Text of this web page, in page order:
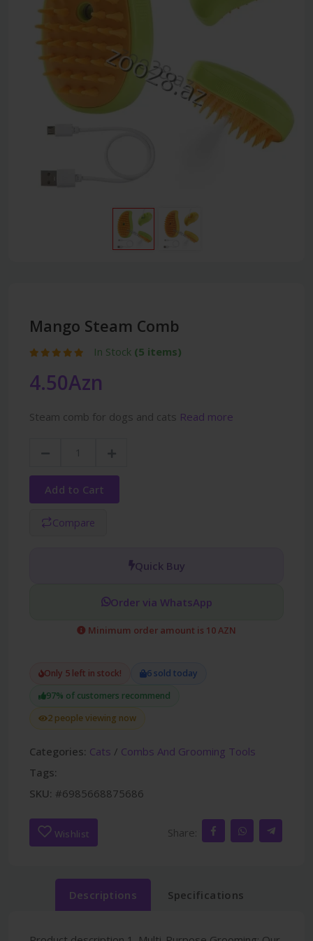
Mango Steam Comb
In Stock (5 items)
4.50Azn
Steam comb for dogs and cats Read more
Add to Cart
Compare
Quick Buy
Order via WhatsApp
Minimum order amount is 10 AZN
Only 5 left in stock!
6 sold today
97% of customers recommend
2 people viewing now
Categories: Cats / Combs And Grooming Tools
Tags:
SKU: #6985668875686
Wishlist Share:
Descriptions Specifications